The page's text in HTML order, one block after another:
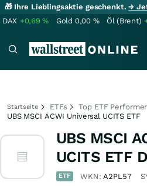
🎁 Ihre Lieblingsaktie geschenkt.→
DAX +0,69% Gold 0,00 % Öl (Brent)
Startseite ETFs
Top ETF Performer
UBS MSCI ACWI Universal UCITS ETF
UBS MSCI
UCITS ETF
ETF WKN:A2PL57